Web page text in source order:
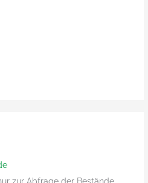
zur Abfrage der Bestände,